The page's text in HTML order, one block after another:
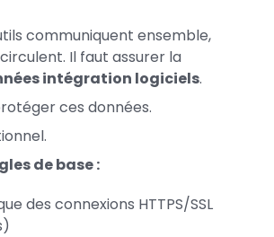
communiquent ensemble,
Il faut assurer la
intégration logiciels.
ces données.
de base :
des connexions HTTPS/SSL